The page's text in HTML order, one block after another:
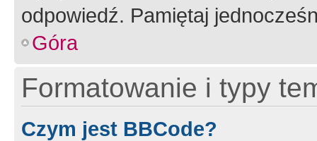
odpowiedź. Pamiętaj
Góra
Formatowanie i typy
Czym jest BBCode?